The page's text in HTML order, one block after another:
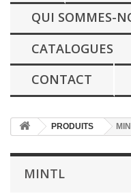
QUI SOMMES-
CATALOGUES
CONTACT
PRODUITS
MINTL